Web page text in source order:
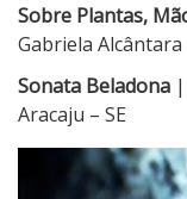
Sobre Plantas,
Gabriela
Sonata Beladona
Aracaju – SE